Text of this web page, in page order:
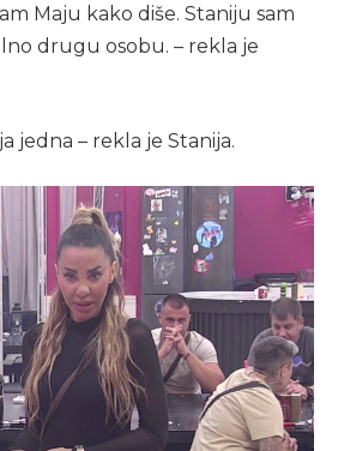
Maju kako diše. Staniju sam
drugu osobu. – rekla je
jedna – rekla je Stanija.